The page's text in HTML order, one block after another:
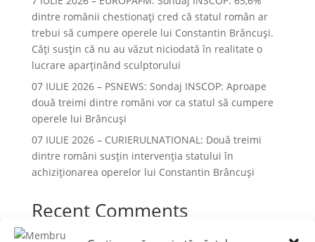
dintre românii chestionați cred că statul român ar
trebui să cumpere operele lui Constantin Brâncuși.
Câți susțin că nu au văzut niciodată în realitate o
lucrare aparținând sculptorului
07 IULIE 2026 – PSNEWS: Sondaj INSCOP: Aproape
două treimi dintre români vor ca statul să cumpere
operele lui Brâncuși
07 IULIE 2026 – CURIERULNATIONAL: Două treimi
dintre români susțin intervenția statului în
achiziționarea operelor lui Constantin Brâncuși
Recent Comments
Niciun comentariu de arătat.